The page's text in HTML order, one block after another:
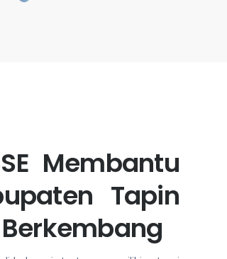
Membantu
Tapin